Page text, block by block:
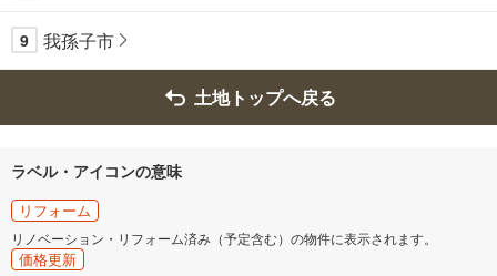
9 我孫子市
土地トップへ戻る
ラベル・アイコンの意味
リフォーム
リノベーション・リフォーム済み（予定含む）の物件に表示されます。
価格更新